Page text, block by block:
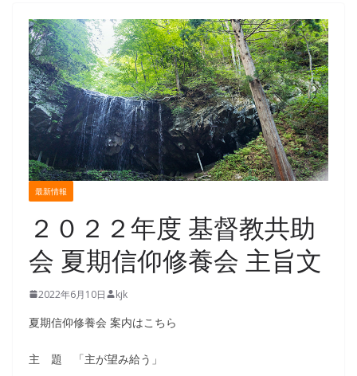
最新情報
２０２２年度 基督教共助
会 夏期信仰修養会 主旨文
2022年6月10日 kjk
夏期信仰修養会 案内はこちら
主 題 「主が望み給う」